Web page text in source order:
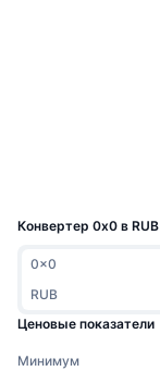
Конвертер 0x0 в RUB
0x0
RUB
Ценовые показатели
Минимум